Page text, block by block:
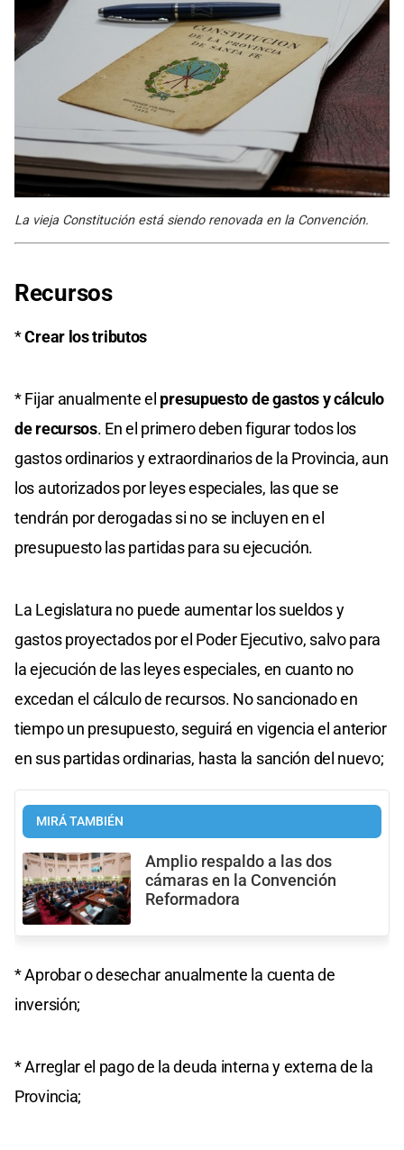
La vieja Constitución está siendo renovada en la Convención.
Recursos
*Crear los tributos
* Fijar anualmente el presupuesto de gastos y cálculo
de recursos. En el primero deben figurar todos los
gastos ordinarios y extraordinarios de la Provincia, aun
los autorizados por leyes especiales, las que se
tendrán por derogadas si no se incluyen en el
presupuesto las partidas para su ejecución.
La Legislatura no puede aumentar los sueldos y
gastos proyectados por el Poder Ejecutivo, salvo para
la ejecución de las leyes especiales, en cuanto no
excedan el cálculo de recursos. No sancionado en
tiempo un presupuesto, seguirá en vigencia el anterior
en sus partidas ordinarias, hasta la sanción del nuevo;
MIRÁ TAMBIÉN
Amplio respaldo a las dos
cámaras en la Convención
Reformadora
* Aprobar o desechar anualmente la cuenta de
inversión;
* Arreglar el pago de la deuda interna y externa de la
Provincia;